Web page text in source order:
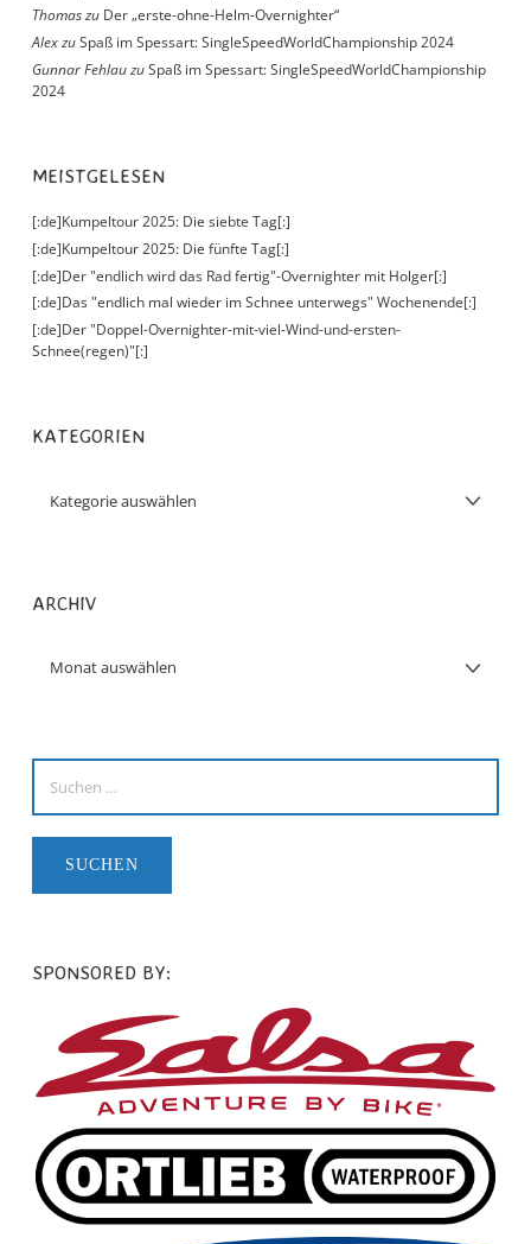
Thomaszu Der „erste-ohne-Helm-Overnighter“
AlexzuSpaß im Spessart: SingleSpeedWorldChampionship 2024
Gunnar FehlauzuSpaß im Spessart: SingleSpeedWorldChampionship
2024
MEISTGELESEN
[:de]Kumpeltour 2025: Die siebte Tag[:]
[:de]Kumpeltour 2025: Die fünfte Tag[:]
[:de]Der "endlich wird das Rad fertig"-Overnighter mit Holger[:]
[:de]Das "endlich mal wieder im Schnee unterwegs" Wochenende[:]
[:de]Der "Doppel-Overnighter-mit-viel-Wind-und-ersten-
Schnee(regen)"[:]
KATEGORIEN
ARCHIV
SPONSORED BY: